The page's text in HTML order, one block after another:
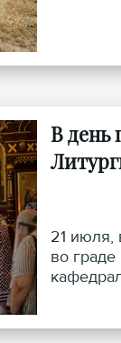
В день
21 июля,
во